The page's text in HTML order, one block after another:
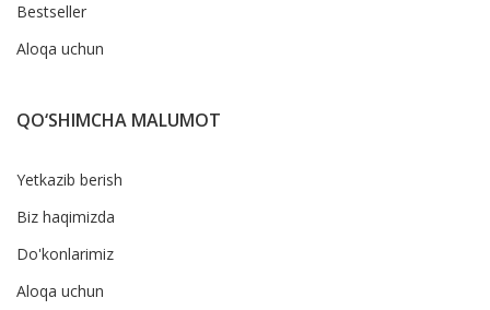
Bestseller
Aloqa uchun
QO‘SHIMCHA MALUMOT
Yetkazib berish
Biz haqimizda
Do'konlarimiz
Aloqa uchun